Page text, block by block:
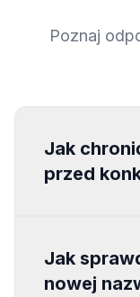
Poznaj
Jak
przed
Jak
nowej